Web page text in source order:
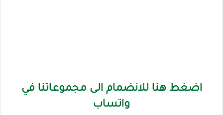
اضغط هنا للانضمام الى مجموعاتنا في
واتساب